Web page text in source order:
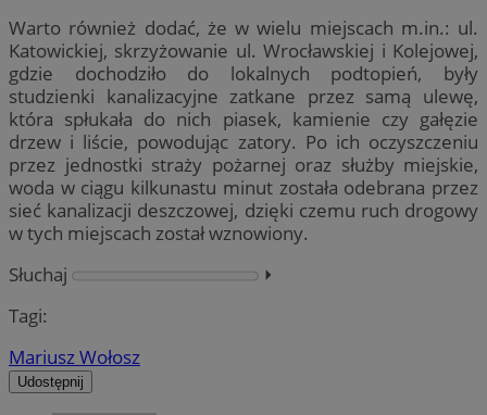
Warto również dodać, że w wielu miejscach m.in.: ul.
Katowickiej, skrzyżowanie ul. Wrocławskiej i Kolejowej,
gdzie dochodziło do lokalnych podtopień, były
studzienki kanalizacyjne zatkane przez samą ulewę,
która spłukała do nich piasek, kamienie czy gałęzie
drzew i liście, powodując zatory. Po ich oczyszczeniu
przez jednostki straży pożarnej oraz służby miejskie,
woda w ciągu kilkunastu minut została odebrana przez
sieć kanalizacji deszczowej, dzięki czemu ruch drogowy
w tych miejscach został wznowiony.
Słuchaj
⏵︎
Tagi:
Mariusz Wołosz
Udostępnij